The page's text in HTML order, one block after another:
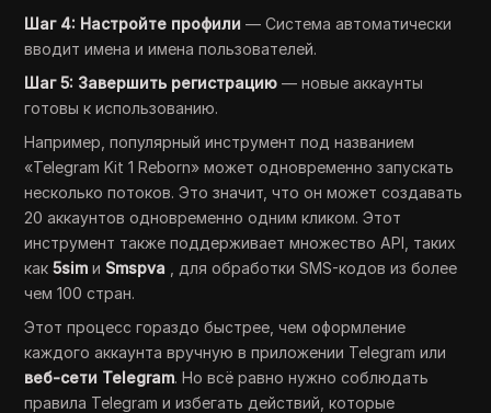
Шаг 4: Настройте профили — Система автоматически
вводит имена и имена пользователей.
Шаг 5: Завершить регистрацию — новые аккаунты
готовы к использованию.
Например, популярный инструмент под названием
«Telegram Kit 1 Reborn» может одновременно запускать
несколько потоков. Это значит, что он может создавать
20 аккаунтов одновременно одним кликом. Этот
инструмент также поддерживает множество API, таких
как5sim и Smspva , для обработки SMS-кодов из более
чем 100 стран.
Этот процесс гораздо быстрее, чем оформление
каждого аккаунта вручную в приложении Telegram или
веб-сети Telegram. Но всё равно нужно соблюдать
правила Telegram и избегать действий, которые